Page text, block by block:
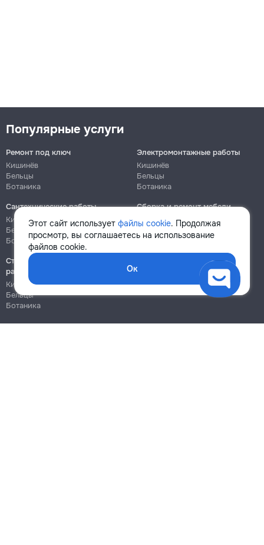
Этот сайт использует файлы cookie. Продолжая
просмотр, вы соглашаетесь на использование
файлов cookie.
Ок
Популярные услуги
Ремонт под ключ
Кишинёв
Бельцы
Ботаника
Электромонтажные работы
Кишинёв
Бельцы
Ботаника
Сантехнические работы
Кишинёв
Бельцы
Ботаника
Сборка и ремонт мебели
Кишинёв
Ботаника
Строительно-монтажные
работы
Кишинёв
Бельцы
Ботаника